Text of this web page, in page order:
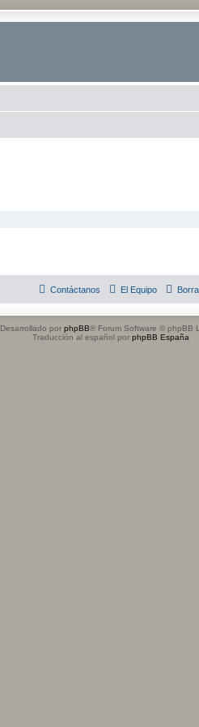
El Equipo
Contáctanos
Desarrollado por phpBB® Forum Software © phpBB
Traducción al español por phpBB España